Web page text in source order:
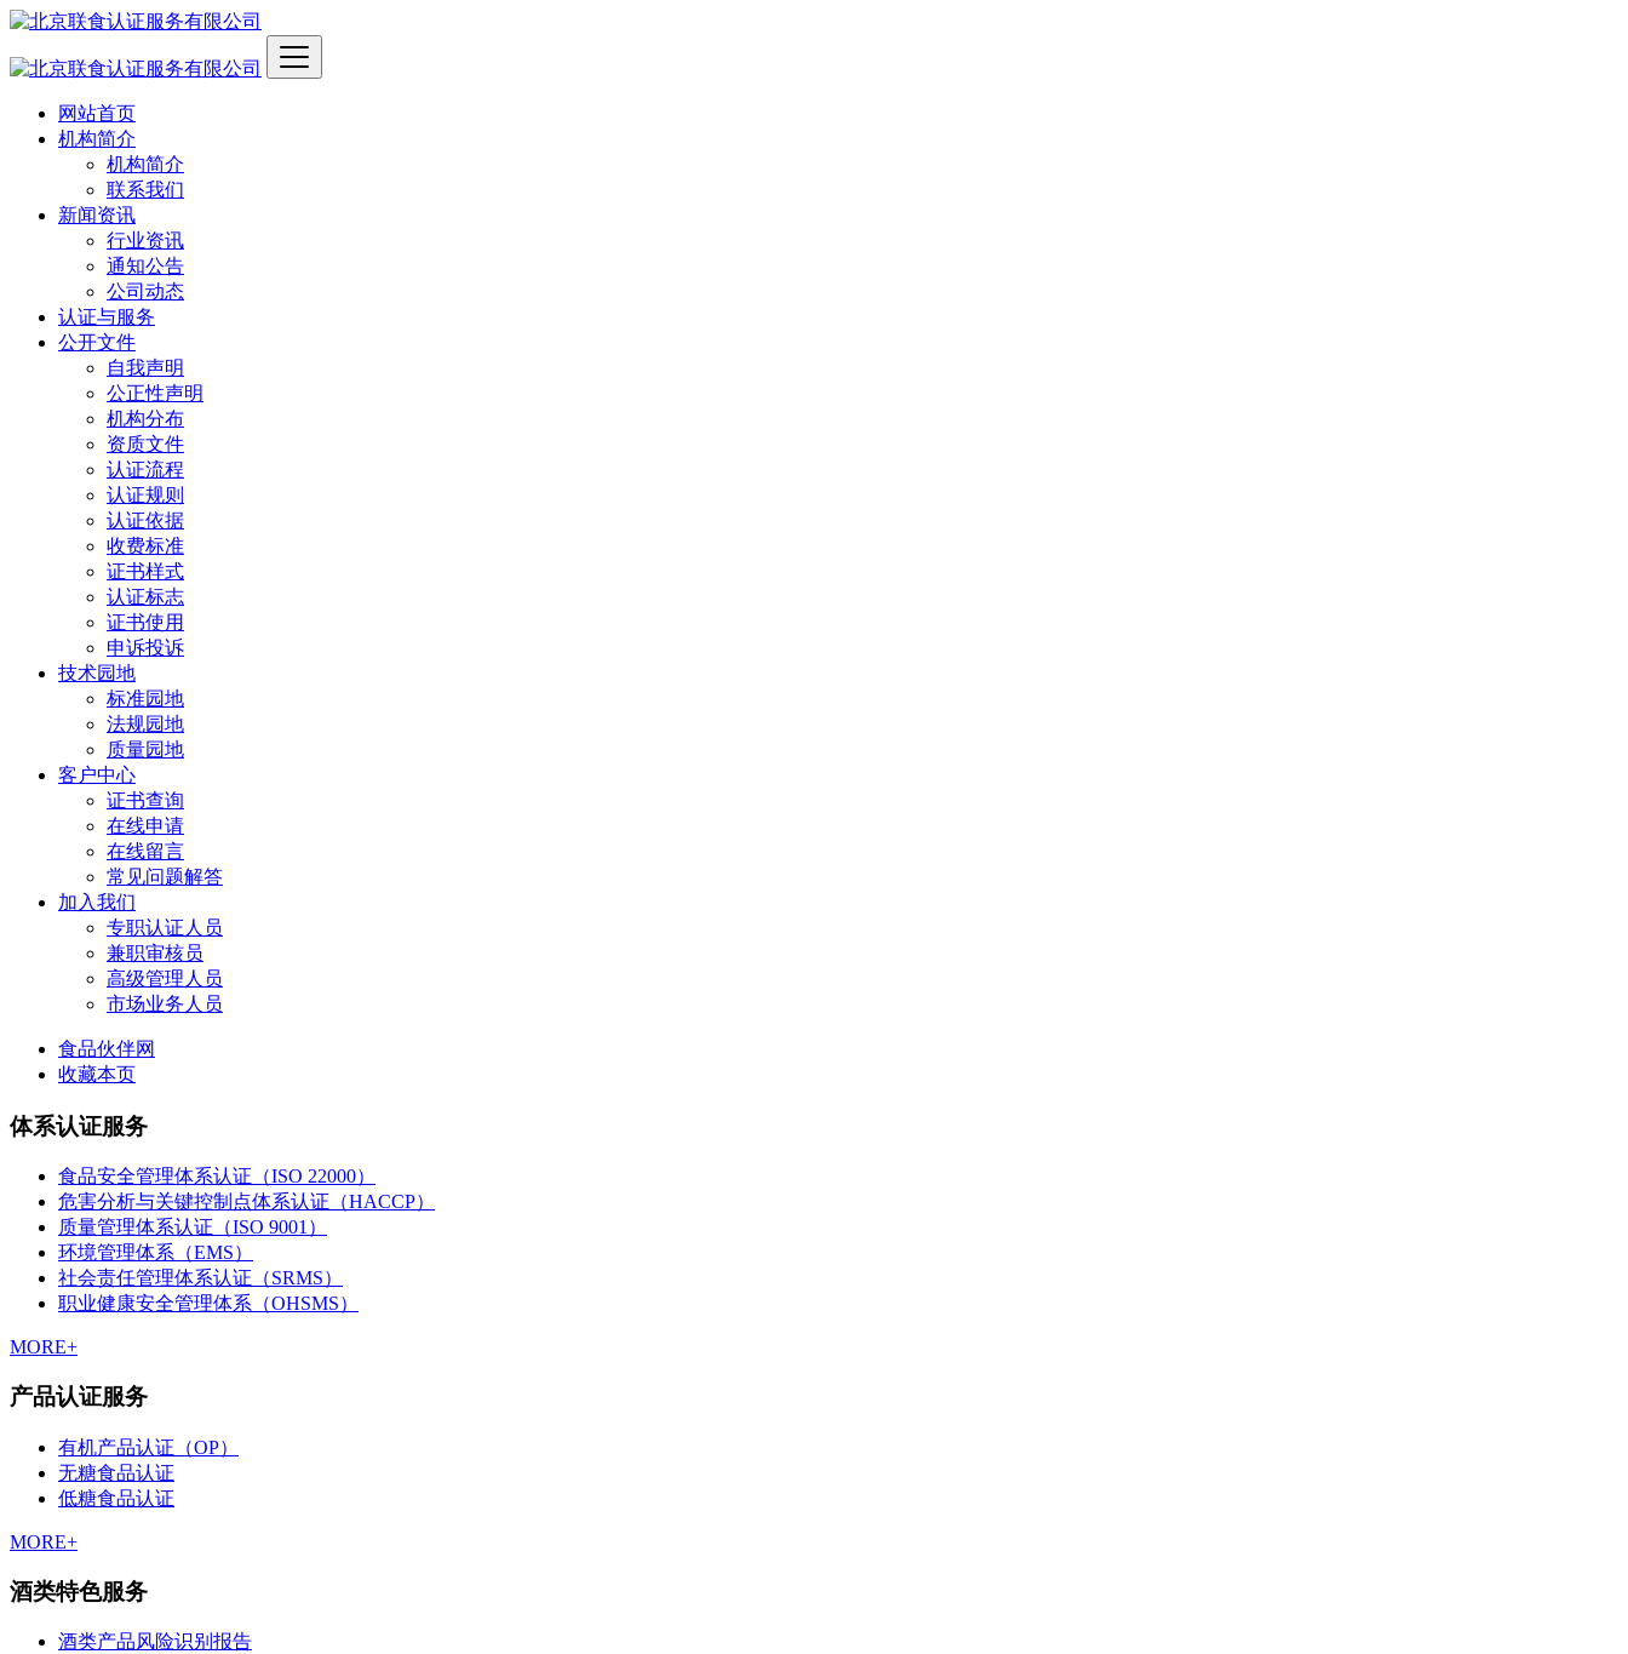
网站首页
机构简介
机构简介
联系我们
新闻资讯
行业资讯
通知公告
公司动态
认证与服务
公开文件
自我声明
公正性声明
机构分布
资质文件
认证流程
认证规则
认证依据
收费标准
证书样式
认证标志
证书使用
申诉投诉
技术园地
标准园地
法规园地
质量园地
客户中心
证书查询
在线申请
在线留言
常见问题解答
加入我们
专职认证人员
兼职审核员
高级管理人员
市场业务人员
食品伙伴网
收藏本页
体系认证服务
食品安全管理体系认证（ISO 22000）
危害分析与关键控制点体系认证（HACCP）
质量管理体系认证（ISO 9001）
环境管理体系（EMS）
社会责任管理体系认证（SRMS）
职业健康安全管理体系（OHSMS）
MORE+
产品认证服务
有机产品认证（OP）
无糖食品认证
低糖食品认证
MORE+
酒类特色服务
酒类产品风险识别报告